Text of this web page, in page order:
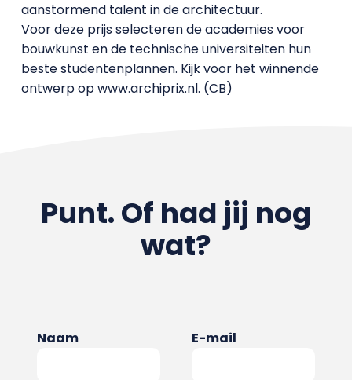
aanstormend talent in de architectuur.
Voor deze prijs selecteren de academies voor
bouwkunst en de technische universiteiten hun
beste studentenplannen. Kijk voor het winnende
ontwerp op www.archiprix.nl. (CB)
Punt. Of had jij nog
wat?
Naam E-mail